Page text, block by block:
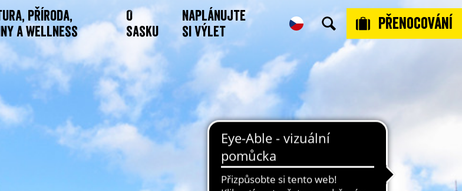
příroda,
a wellness
O
Sasku
Naplánujte
si výlet
Přenocování